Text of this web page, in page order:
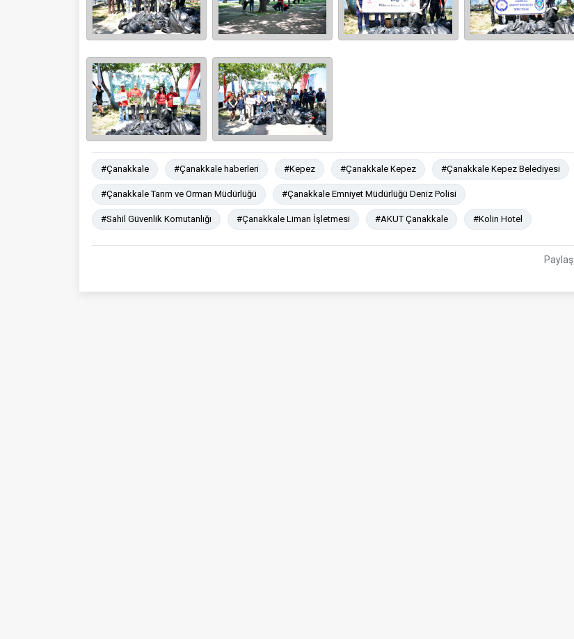
#Çanakkale #Çanakkale haberleri #Kepez #Çanakkale Kepez #Çanakkale Kepez Belediyesi
#Çanakkale Tarım ve Orman Müdürlüğü #Çanakkale Emniyet Müdürlüğü Deniz Polisi
#Sahil Güvenlik Komutanlığı #Çanakkale Liman İşletmesi #AKUT Çanakkale #Kolin Hotel
Paylaş